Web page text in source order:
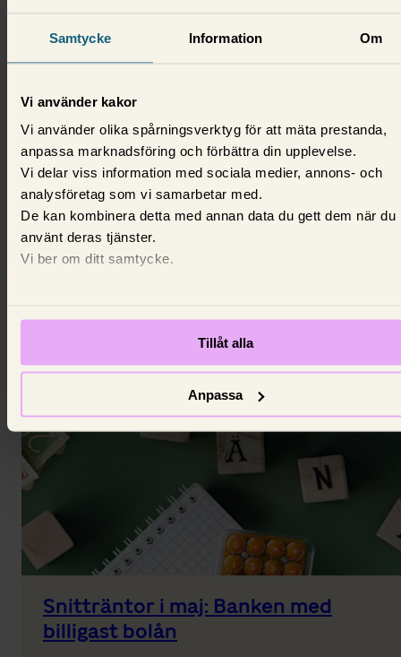
Samtycke Information Om
Vi använder kakor
Vi använder olika spårningsverktyg för att mäta prestanda,
anpassa marknadsföring och förbättra din upplevelse.
Vi delar viss information med sociala medier, annons- och
analysföretag som vi samarbetar med.
De kan kombinera detta med annan data du gett dem när du
använt deras tjänster.
Vi ber om ditt samtycke.
Tillåt alla
Anpassa
Fritidshus: Prisfall i kustfavoriterna -
Utklassas av börsen
kustnära områden. Här har priserna fallit mest.
Snitträntor i maj: Banken med
billigast bolån